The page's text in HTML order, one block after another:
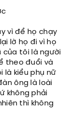
vì để họ chạy
lờ họ đi vì họ
của tôi là người
theo đuổi và
là kiểu phụ nữ
ông là loài
không phải
thì không